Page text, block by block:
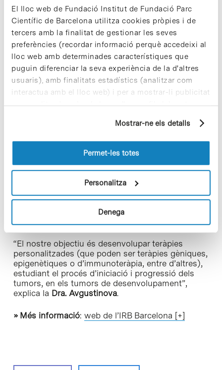
El lloc web de Fundació Institut de Fundació Parc
Científic de Barcelona utilitza cookies pròpies i de
tercers amb la finalitat de gestionar les seves
preferències (recordar informació perquè accedeixi al
lloc web amb determinades característiques que
puguin diferenciar la seva experiència de la d'altres
usuaris), amb finalitats estadístics (analitzar com
interactua amb el lloc web) i per a mostrar-li publicitat
personalitzada sobre la base d'un perfil elaborat a
pàgines visitades). Per a obtenir més informació sobre
les cookies pot consultar laPolítica de cookiesdel
Mostrar-ne els detalls
Permet-les totes
Personalitza
Denega
Equip de recerca de la Dra. Alexandra
dirigit per laDra. Alexandra Avgustinova, abordarà
els tumors del desenvolupament amb l’objectiu
específiques del càncer infantil i explotar-les en la
recerca de teràpies personalitzades per millorar el
“El nostre objectiu és desenvolupar teràpies
personalitzades (que poden ser teràpies gèniques,
epigenètiques o d’immunoteràpia, entre d’altres),
estudiant el procés d’iniciació i progressió dels
tumors, en els tumors de desenvolupament”,
explica la Dra. Avgustinova.
» Més informació: web de l’IRB Barcelona [+]